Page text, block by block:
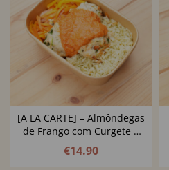
[A LA CARTE] – Almôndegas
de Frango com Curgete e
Espinafres e Molho
Cremoso de Tomate
€14.90